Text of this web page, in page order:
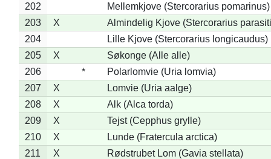
202
Mellemkjove (Stercorarius pomarinus)
203
X
Almindelig Kjove (Stercorarius
204
Lille Kjove (Stercorarius longicaudus)
205
X
Søkonge (Alle alle)
206
*
Polarlomvie (Uria lomvia)
207
X
Lomvie (Uria aalge)
208
X
Alk (Alca torda)
209
X
Tejst (Cepphus grylle)
210
X
Lunde (Fratercula arctica)
211
X
Rødstrubet Lom (Gavia stellata)